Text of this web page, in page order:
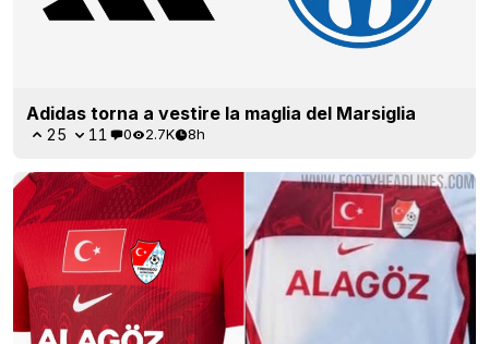
Adidas torna a vestire la maglia del Marsiglia
25 11 0 2.7K 8h